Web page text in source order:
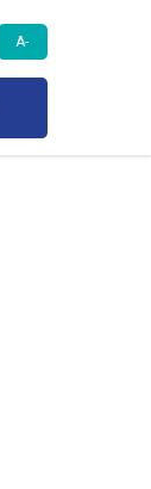
A-